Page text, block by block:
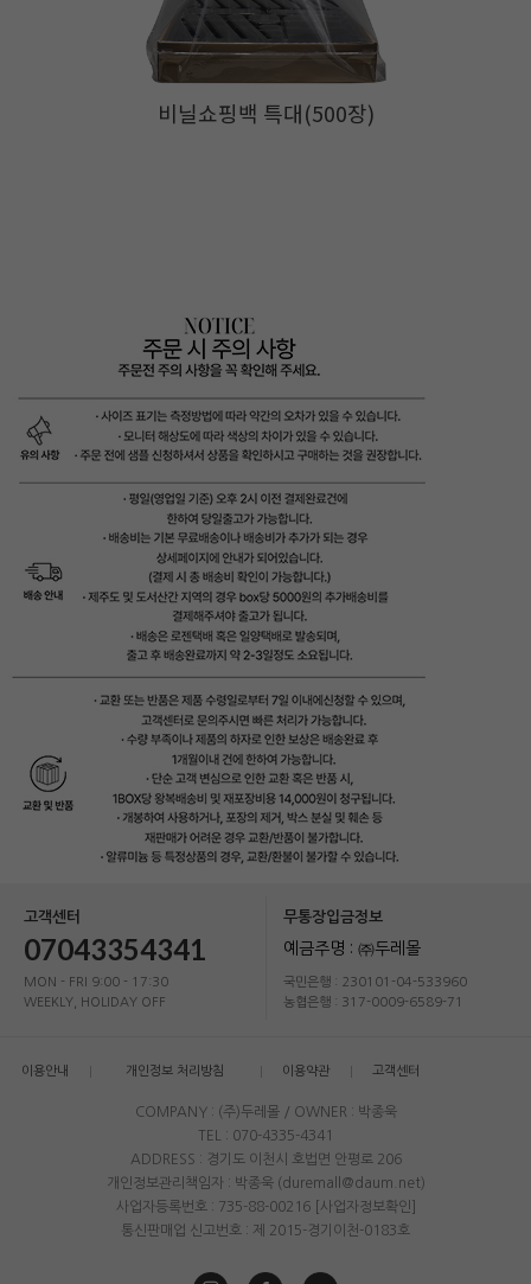
비닐쇼핑백 특대(500장)
고객센터
07043354341
MON - FRI 9:00 - 17:30
WEEKLY, HOLIDAY OFF
무통장입금정보
예금주명 : ㈜두레몰
국민은행 : 230101-04-533960
농협은행 : 317-0009-6589-71
이용안내 개인정보 처리방침 이용약관 고객센터
COMPANY : (주)두레몰 / OWNER : 박종욱
TEL : 070-4335-4341
ADDRESS : 경기도 이천시 호법면 안평로 206
개인정보관리책임자 : 박종욱 (duremall@daum.net)
사업자등록번호 : 735-88-00216
[사업자정보확인]
통신판매업 신고번호 : 제 2015-경기이천-0183호